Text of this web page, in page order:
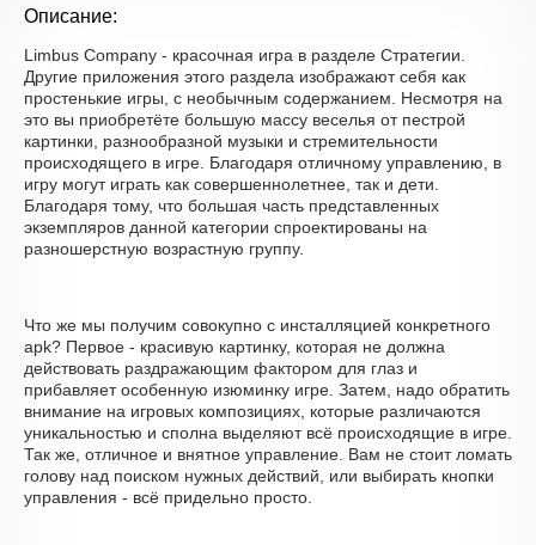
Описание:
Limbus Company - красочная игра в разделе Стратегии.
Другие приложения этого раздела изображают себя как
простенькие игры, с необычным содержанием. Несмотря на
это вы приобретёте большую массу веселья от пестрой
картинки, разнообразной музыки и стремительности
происходящего в игре. Благодаря отличному управлению, в
игру могут играть как совершеннолетнее, так и дети.
Благодаря тому, что большая часть представленных
экземпляров данной категории спроектированы на
разношерстную возрастную группу.
Что же мы получим совокупно с инсталляцией конкретного
apk? Первое - красивую картинку, которая не должна
действовать раздражающим фактором для глаз и
прибавляет особенную изюминку игре. Затем, надо обратить
внимание на игровых композициях, которые различаются
уникальностью и сполна выделяют всё происходящие в игре.
Так же, отличное и внятное управление. Вам не стоит ломать
голову над поиском нужных действий, или выбирать кнопки
управления - всё придельно просто.